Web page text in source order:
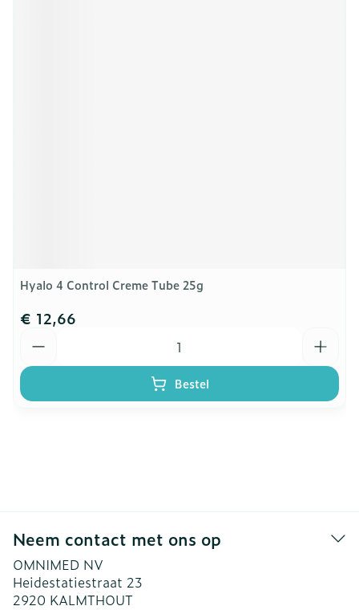
Hyalo 4 Control Creme Tube 25g
€ 12,66
Bestel
Neem contact met ons op
OMNIMED NV
Heidestatiestraat 23
2920 KALMTHOUT